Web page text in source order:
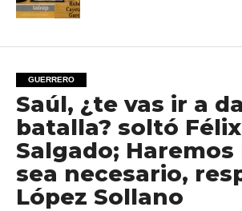
GUERRERO
Saúl, ¿te vas ir a
batalla? soltó Félix
Salgado; Haremos
sea necesario,
López Sollano